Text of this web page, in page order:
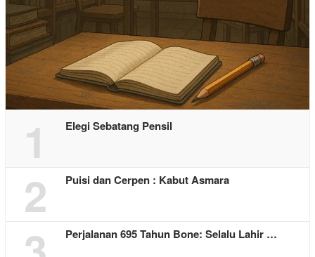
1 Elegi Sebatang Pensil
2 Puisi dan Cerpen : Kabut Asmara
Perjalanan 695 Tahun Bone: Selalu Lahir …